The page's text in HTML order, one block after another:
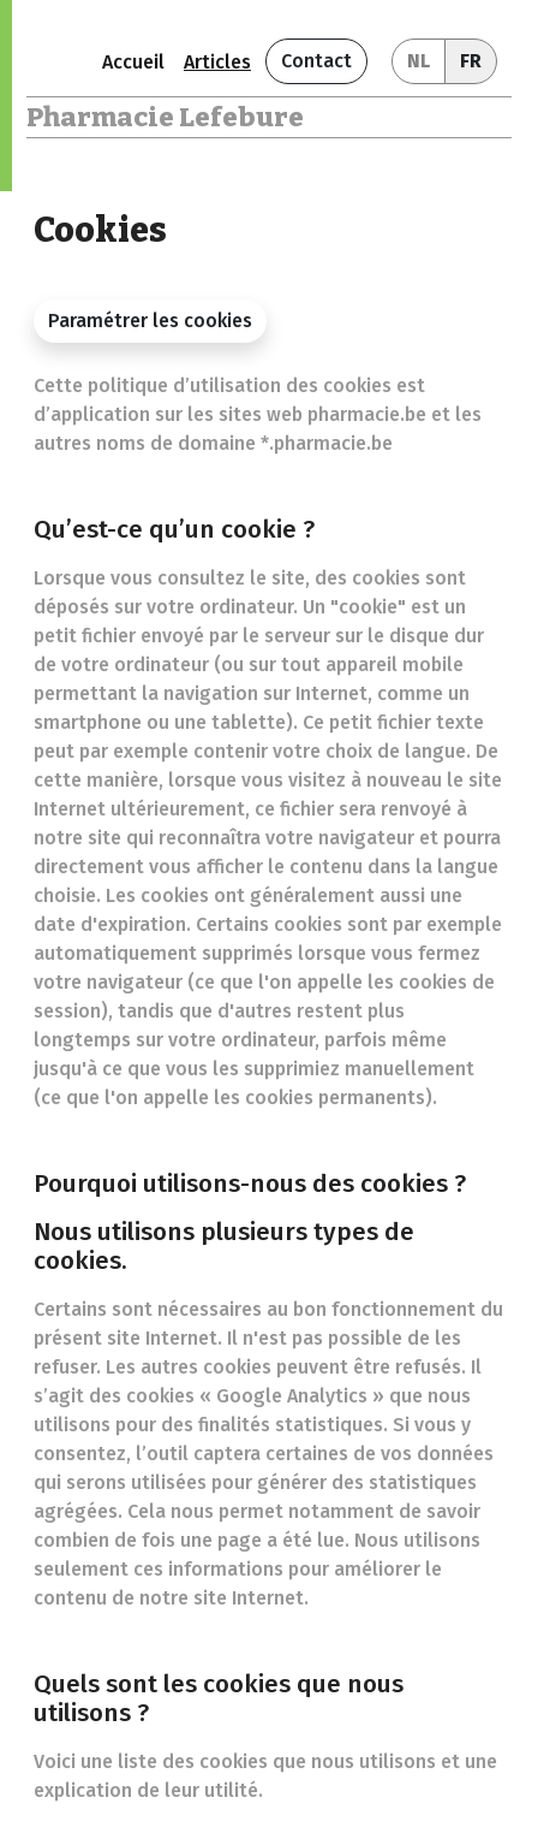
Accueil Articles Contact NL FR
Pharmacie Lefebure
Cookies
Paramétrer les cookies
Cette politique d’utilisation des cookies est
d’application sur les sites web pharmacie.be et les
autres noms de domaine *.pharmacie.be
Qu’est-ce qu’un cookie ?
Lorsque vous consultez le site, des cookies sont
déposés sur votre ordinateur. Un "cookie" est un
petit fichier envoyé par le serveur sur le disque dur
de votre ordinateur (ou sur tout appareil mobile
permettant la navigation sur Internet, comme un
smartphone ou une tablette). Ce petit fichier texte
peut par exemple contenir votre choix de langue. De
cette manière, lorsque vous visitez à nouveau le site
Internet ultérieurement, ce fichier sera renvoyé à
notre site qui reconnaîtra votre navigateur et pourra
directement vous afficher le contenu dans la langue
choisie. Les cookies ont généralement aussi une
date d'expiration. Certains cookies sont par exemple
automatiquement supprimés lorsque vous fermez
votre navigateur (ce que l'on appelle les cookies de
session), tandis que d'autres restent plus
longtemps sur votre ordinateur, parfois même
jusqu'à ce que vous les supprimiez manuellement
(ce que l'on appelle les cookies permanents).
Pourquoi utilisons-nous des cookies ?
Nous utilisons plusieurs types de
cookies.
Certains sont nécessaires au bon fonctionnement du
présent site Internet. Il n'est pas possible de les
refuser. Les autres cookies peuvent être refusés. Il
s’agit des cookies « Google Analytics » que nous
utilisons pour des finalités statistiques. Si vous y
consentez, l’outil captera certaines de vos données
qui serons utilisées pour générer des statistiques
agrégées. Cela nous permet notamment de savoir
combien de fois une page a été lue. Nous utilisons
seulement ces informations pour améliorer le
contenu de notre site Internet.
Quels sont les cookies que nous
utilisons ?
Voici une liste des cookies que nous utilisons et une
explication de leur utilité.